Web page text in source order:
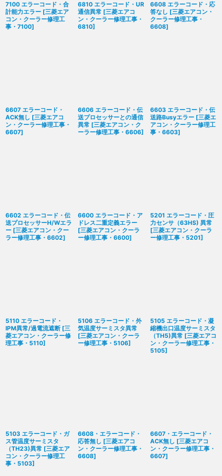
7100 エラーコード・合
計能力エラー [三菱エア
コン・クーラー修理工
事・7100]
6810 エラーコード・UR
通信異常 [三菱エアコ
ン・クーラー修理工事・
6810]
6608 エラーコード・応
答なし [三菱エアコン・
クーラー修理工事・
6608]
6607 エラーコード・
ACK無し [三菱エアコ
ン・クーラー修理工事・
6607]
6606 エラーコード・伝
送プロセッサーとの通信
異常 [三菱エアコン・ク
ーラー修理工事・6606]
6603 エラーコード・伝
送路Busyエラー [三菱エ
アコン・クーラー修理工
事・6603]
6602 エラーコード・伝
送プロセッサーH/Wエラ
ー [三菱エアコン・クー
ラー修理工事・6602]
6600 エラーコード・ア
ドレス二重定義エラー
[三菱エアコン・クーラ
ー修理工事・6600]
5201 エラーコード・圧
力センサ（63HS) 異常
[三菱エアコン・クーラ
ー修理工事・5201]
5110 エラーコード・
IPM異常/過電流遮断 [三
菱エアコン・クーラー修
理工事・5110]
5106 エラーコード・外
気温度サーミスタ異常
[三菱エアコン・クーラ
ー修理工事・5106]
5105 エラーコード・凝
縮機出口温度サーミスタ
（TH5)異常 [三菱エアコ
ン・クーラー修理工事・
5105]
5103 エラーコード・ガ
ス管温度サーミスタ
（TH23)異常 [三菱エア
コン・クーラー修理工
事・5103]
6608・エラーコード・
応答無し [三菱エアコ
ン・クーラー修理工事・
6608]
6607・エラーコード・
ACK無し [三菱エアコ
ン・クーラー修理工事・
6607]